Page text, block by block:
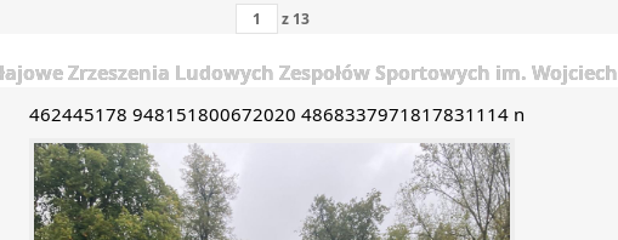
z 13
Zrzeszenia Ludowych Zespołów Sportowych im.
462445178 948151800672020 4868337971817831114 n